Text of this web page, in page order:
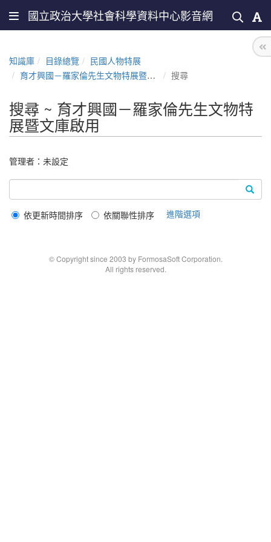
國立政治大學社會科學資料中心影音網
知識庫 目錄總覽
民國人物特展
育才興國－羅家倫先生文物特展暨文庫啟用
搜尋
搜尋 ~ 育才興國－羅家倫先生文物特
展暨文庫啟用
管理者：未設定
依更新時間排序 依關聯性排序 進階選項
© Copyright since 2003 by FormosaSoft Corporation.
All rights reserved.